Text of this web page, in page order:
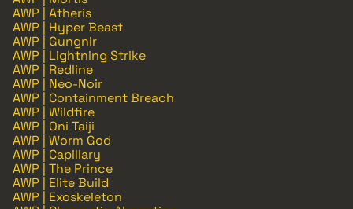
AWP | Atheris
AWP | Hyper Beast
AWP | Gungnir
AWP | Lightning Strike
AWP | Redline
AWP | Neo-Noir
AWP | Containment Breach
AWP | Wildfire
AWP | Oni Taiji
AWP | Worm God
AWP | Capillary
AWP | The Prince
AWP | Elite Build
AWP | Exoskeleton